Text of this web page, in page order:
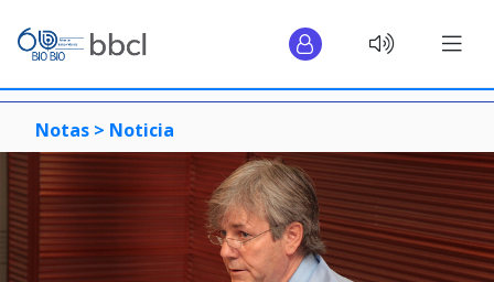
Notas > Noticia